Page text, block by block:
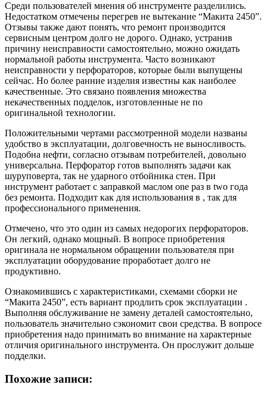
Среди пользователей мнения об инструменте разделились.
Недостатком отмечены перегрев не вытекание “Макита 2450”.
Отзывы также дают понять, что ремонт производится
сервисным центром долго не дорого. Однако, устранив
причину неисправности самостоятельно, можно ожидать
нормальной работы инструмента. Часто возникают
неисправности у перфораторов, которые были выпущены
сейчас. Но более ранние изделия известны как наиболее
качественные. Это связано появления множества
некачественных подделок, изготовленные не по
оригинальной технологии.
Положительными чертами рассмотренной модели названы
удобство в эксплуатации, долговечность не выносливость.
Подобна нефти, согласно отзывам потребителей, довольно
универсальна. Перфоратор готов выполнять задачи как
шуруповерта, так не ударного отбойника стен. При
инструмент работает с заправкой маслом one раз в two года
без ремонта. Подходит как для использования в , так для
профессионального применения.
Отмечено, что это один из самых недорогих перфораторов.
Он легкий, однако мощный. В вопросе приобретения
оригинала не нормальном обращении пользователя при
эксплуатации оборудование проработает долго не
продуктивно.
Ознакомившись с характеристиками, схемами сборки не
“Макита 2450”, есть вариант продлить срок эксплуатации .
Выполняя обслуживание не замену деталей самостоятельно,
пользователь значительно сэкономит свои средства. В вопросе
приобретения надо принимать во внимание на характерные
отличия оригинального инструмента. Он прослужит дольше
подделки.
Похожие записи: